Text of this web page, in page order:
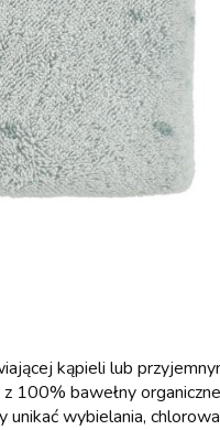
kąpieli lub
100% bawełny
wybielania,